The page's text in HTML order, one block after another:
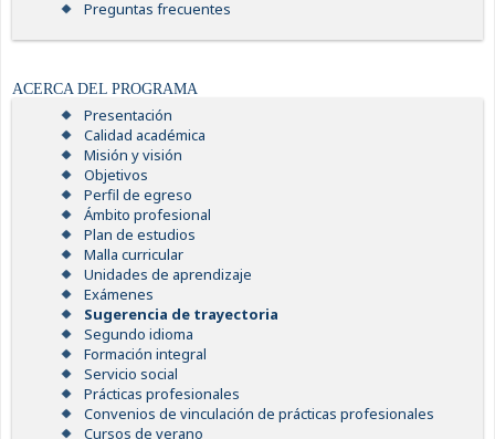
Preguntas frecuentes
ACERCA DEL PROGRAMA
Presentación
Calidad académica
Misión y visión
Objetivos
Perfil de egreso
Ámbito profesional
Plan de estudios
Malla curricular
Unidades de aprendizaje
Exámenes
Sugerencia de trayectoria
Segundo idioma
Formación integral
Servicio social
Prácticas profesionales
Convenios de vinculación de prácticas profesionales
Cursos de verano